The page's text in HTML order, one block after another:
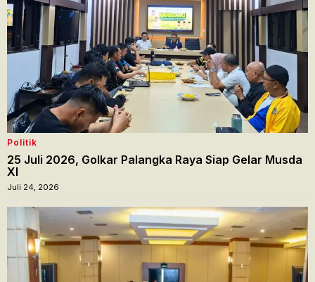
Politik
25 Juli 2026, Golkar Palangka Raya Siap Gelar Musda
XI
Juli 24, 2026